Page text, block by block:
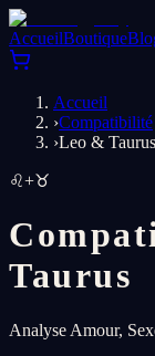
AccueilBoutique
Accueil
›Compatibilité
›Leo & Taurus
♌+♉
Taurus
Analyse Amour,